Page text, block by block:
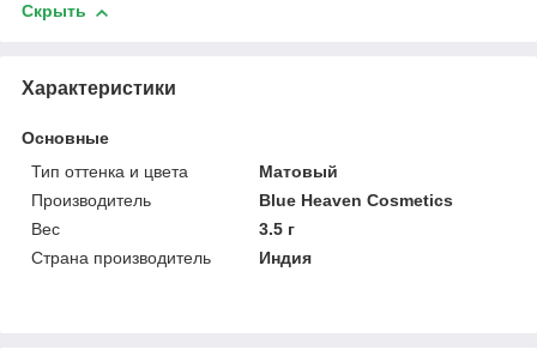
Скрыть
Характеристики
Основные
Тип оттенка и цвета
Матовый
Производитель
Blue Heaven Cosmetics
Вес
3.5 г
Страна производитель
Индия